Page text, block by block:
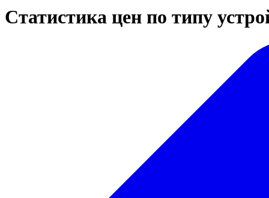
Статистика цен по типу